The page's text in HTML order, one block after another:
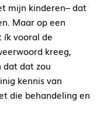
mijn kinderen– dat
Maar op een
ík vooral de
kreeg,
dat dat zou
kennis van
die behandeling en